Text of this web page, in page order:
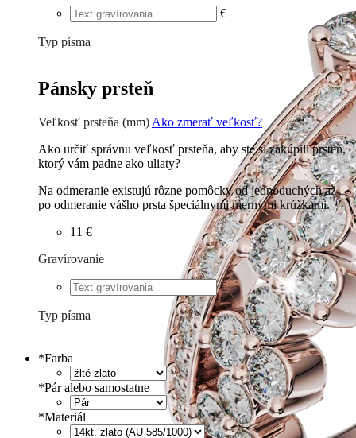
€
Typ písma
Pánsky prsteň
Veľkosť prsteňa (mm) Ako zmerať veľkosť?
Ako určiť správnu veľkosť prsteňa, aby ste si zakúpili prsteň,
ktorý vám padne ako uliaty?
Na odmeranie existujú rôzne pomôcky od jednoduchých až
po odmeranie vášho prsta špeciálnymi mernými krúžkami.
11 €
Gravírovanie
€
Typ písma
Písané €
*Farba
*Pár alebo samostatne
*Materiál